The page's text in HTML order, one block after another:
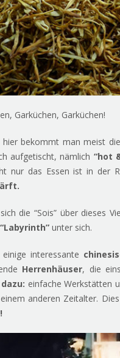
Garküchen, Garküchen!
hier bekommt man meist
aufgetischt, nämlich “hot
nur das Essen ist in der
die “Sois” über dieses
unter sich.
interessante
Herrenhäuser, die
einfache Werkstätten
anderen Zeitalter.